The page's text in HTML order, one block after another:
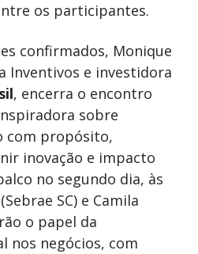
os participantes.
confirmados, Monique
Inventivos e investidora
, encerra o encontro
sobre
com propósito,
inovação e impacto
no segundo dia, às
SC) e Camila
o papel da
nos negócios, com